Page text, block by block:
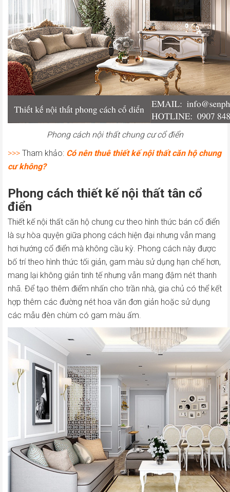
Phong cách nội thất chung cư cổ điển
>>> Tham khảo: Có nên thuê thiết kế nội thất căn hộ chung
cư không?
Phong cách thiết kế nội thất tân cổ
điển
Thiết kế nội thất căn hộ chung cư theo hình thức bán cổ điển
là sự hòa quyện giữa phong cách hiện đại nhưng vẫn mang
hơi hướng cổ điển mà không cầu kỳ. Phong cách này được
bố trí theo hình thức tối giản, gam màu sử dụng hạn chế hơn,
mang lại không giản tinh tế nhưng vẫn mang đậm nét thanh
nhã. Để tạo thêm điểm nhấn cho trần nhà, gia chủ có thể kết
hợp thêm các đường nét hoa văn đơn giản hoặc sử dụng
các mẫu đèn chùm có gam màu ấm.